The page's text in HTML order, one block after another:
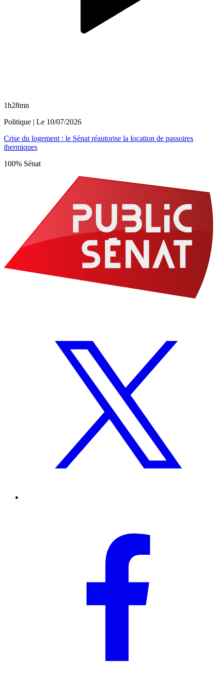
1h28mn
Politique | Le 10/07/2026
Crise du logement : le Sénat réautorise la location de passoires
thermiques
100% Sénat